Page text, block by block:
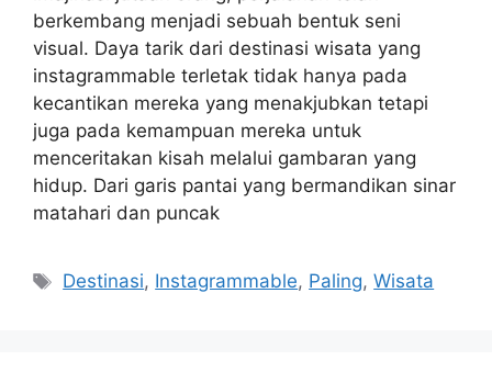
berkembang menjadi sebuah bentuk seni
visual. Daya tarik dari destinasi wisata yang
instagrammable terletak tidak hanya pada
kecantikan mereka yang menakjubkan tetapi
juga pada kemampuan mereka untuk
menceritakan kisah melalui gambaran yang
hidup. Dari garis pantai yang bermandikan sinar
matahari dan puncak
Tags
Destinasi, Instagrammable, Paling,Wisata